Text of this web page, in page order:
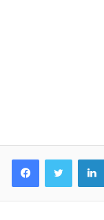
FacebookTwitter